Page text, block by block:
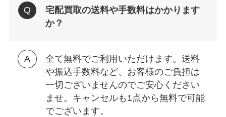
宅配買取の送料や手数料はかかります
か？
全て無料でご利用いただけます。送料
や振込手数料など、お客様のご負担は
一切ございませんのでご安心ください
ませ。キャンセルも1点から無料で可能
でございます。